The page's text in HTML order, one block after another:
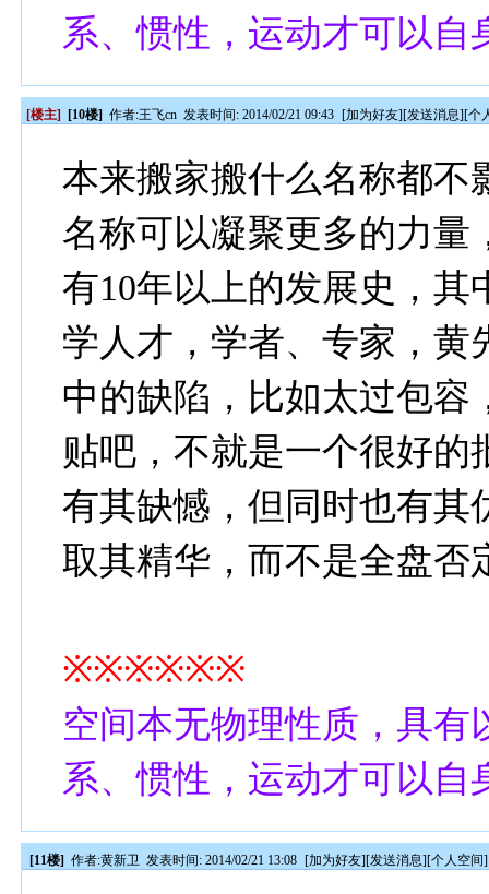
系、惯性，运动才可以自
[楼主] [10楼] 作者:王飞cn 发表时间: 2014/02/21 09:43 [加为好友][发送消息][个
本来搬家搬什么名称都不
名称可以凝聚更多的力量
有10年以上的发展史，
学人才，学者、专家，黄
中的缺陷，比如太过包容
贴吧，不就是一个很好
有其缺憾，但同时也有其
取其精华，而不是全盘否
※※※※※※
空间本无物理性质，具有
系、惯性，运动才可以自
[11楼] 作者:黄新卫 发表时间: 2014/02/21 13:08 [加为好友][发送消息][个人空间]